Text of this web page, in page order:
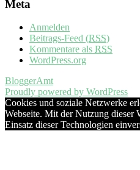
Meta
Anmelden
Beitrags-Feed (RSS)
Kommentare als RSS
WordPress.org
BloggerAmt
Proudly powered by WordPress
Cookies und soziale Netzwerke
Webseite. Mit der Nutzung dieser
Einsatz dieser Technologien